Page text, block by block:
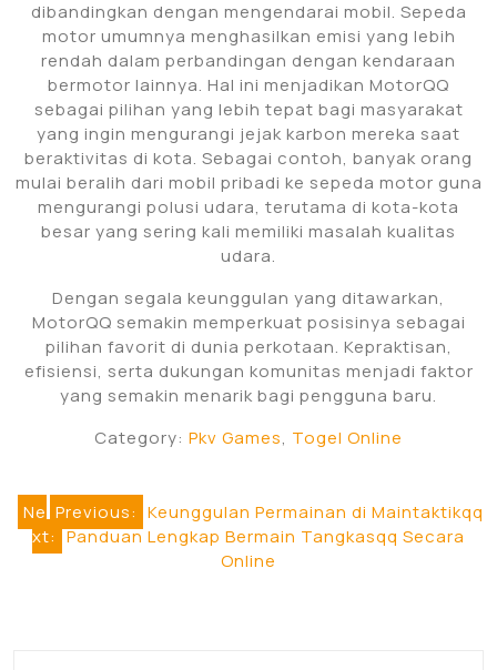
dibandingkan dengan mengendarai mobil. Sepeda
motor umumnya menghasilkan emisi yang lebih
rendah dalam perbandingan dengan kendaraan
bermotor lainnya. Hal ini menjadikan MotorQQ
sebagai pilihan yang lebih tepat bagi masyarakat
yang ingin mengurangi jejak karbon mereka saat
beraktivitas di kota. Sebagai contoh, banyak orang
mulai beralih dari mobil pribadi ke sepeda motor guna
mengurangi polusi udara, terutama di kota-kota
besar yang sering kali memiliki masalah kualitas
udara.
Dengan segala keunggulan yang ditawarkan,
MotorQQ semakin memperkuat posisinya sebagai
pilihan favorit di dunia perkotaan. Kepraktisan,
efisiensi, serta dukungan komunitas menjadi faktor
yang semakin menarik bagi pengguna baru.
Category: Pkv Games, Togel Online
Post
navigation
Previous: Keunggulan Permainan di Maintaktikqq
Ne
xt: Panduan Lengkap Bermain Tangkasqq Secara
Online